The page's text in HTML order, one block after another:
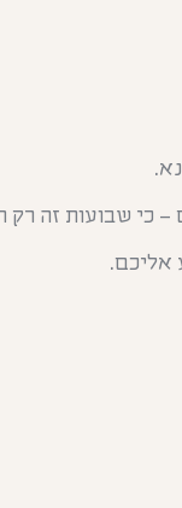
כי שבועות זה רק